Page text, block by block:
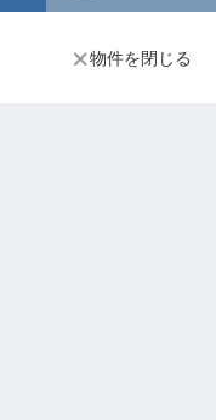
物件を閉じる